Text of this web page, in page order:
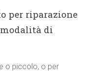
per riparazione
di
o piccolo, o per